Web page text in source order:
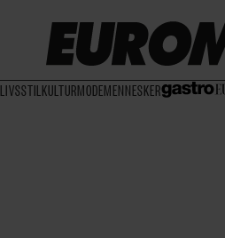
LIVSSTIL KULTURMODEMENNESKER